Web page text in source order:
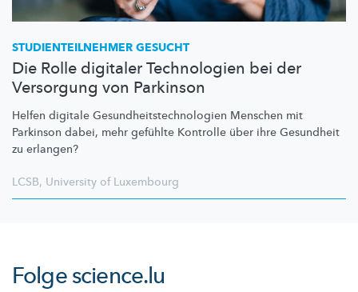
STUDIENTEILNEHMER GESUCHT
Die Rolle digitaler Technologien bei der
Versorgung von Parkinson
Helfen digitale Gesundheitstechnologien Menschen mit
Parkinson dabei, mehr gefühlte Kontrolle über ihre Gesundheit
zu erlangen?
LCSB, University of Luxembourg
Folgescience.lu